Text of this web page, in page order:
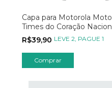
Capa para Motorola
Times do Coração
R$39,90 LEVE 2, PAGUE 1
Comprar